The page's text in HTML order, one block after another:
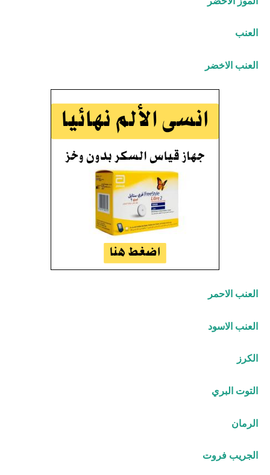
العنب
العنب الاخضر
العنب الاحمر
العنب الاسود
الكرز
التوت البري
الرمان
الجريب فروت